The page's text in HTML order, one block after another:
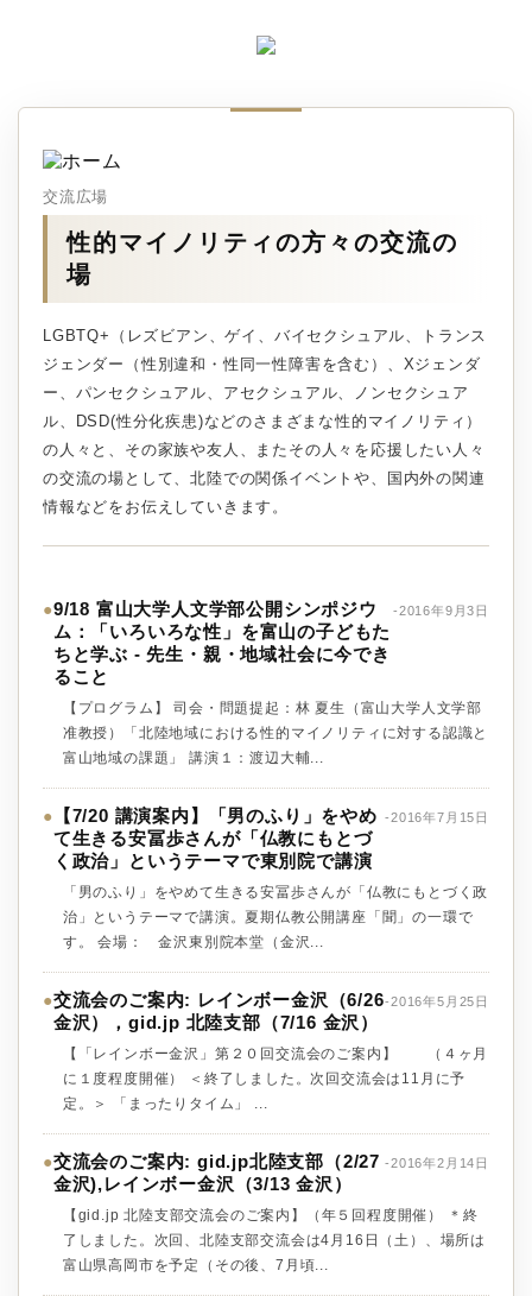
交流広場
性的マイノリティの方々の交流の
場
LGBTQ+（レズビアン、ゲイ、バイセクシュアル、トランス
ジェンダー（性別違和・性同一性障害を含む）、Xジェンダ
ー、パンセクシュアル、アセクシュアル、ノンセクシュア
ル、DSD(性分化疾患)などのさまざまな性的マイノリティ）
の人々と、その家族や友人、またその人々を応援したい人々
の交流の場として、北陸での関係イベントや、国内外の関連
情報などをお伝えしていきます。
●9/18 富山大学人文学部公開シンポジウ
ム：「いろいろな性」を富山の子どもた
ちと学ぶ - 先生・親・地域社会に今でき
ること
-2016年9月3日
【プログラム】 司会・問題提起：林 夏生（富山大学人文学部
准教授）「北陸地域における性的マイノリティに対する認識と
富山地域の課題」 講演１：渡辺大輔...
●
【7/20 講演案内】「男のふり」をやめ
て生きる安冨歩さんが「仏教にもとづ
く政治」というテーマで東別院で講演
-2016年7月15日
「男のふり」をやめて生きる安冨歩さんが「仏教にもとづく政
治」というテーマで講演。夏期仏教公開講座「聞」の一環で
す。 会場： 金沢東別院本堂（金沢...
●交流会のご案内: レインボー金沢（6/26
金沢），gid.jp 北陸支部（7/16 金沢）
-2016年5月25日
【「レインボー金沢」第２０回交流会のご案内】 （４ヶ月
に１度程度開催） ＜終了しました。次回交流会は11月に予
定。＞ 「まったりタイム」 ...
●交流会のご案内: gid.jp北陸支部（2/27
金沢),レインボー金沢（3/13 金沢）
-2016年2月14日
【gid.jp 北陸支部交流会のご案内】（年５回程度開催） ＊終
了しました。次回、北陸支部交流会は4月16日（土）、場所は
富山県高岡市を予定（その後、7月頃...